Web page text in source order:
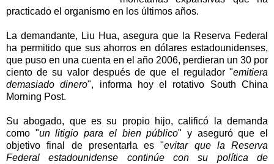
practicado el organismo en los últimos años.
La demandante, Liu Hua, asegura que la Reserva Federal
ha permitido que sus ahorros en dólares estadounidenses,
que puso en una cuenta en el año 2006, perdieran un 30 por
ciento de su valor después de que el regulador "emitiera
demasiado dinero", informa hoy el rotativo South China
Morning Post.
Su abogado, que es su propio hijo, calificó la demanda
como "un litigio para el bien público" y aseguró que el
objetivo final de presentarla es "evitar que la Reserva
Federal estadounidense continúe con su política de